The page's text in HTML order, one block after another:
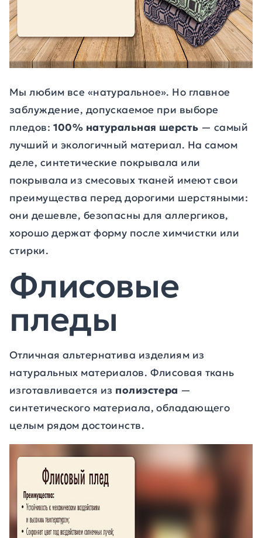
Мы любим все «натуральное». Но главное
заблуждение, допускаемое при выборе
пледов: 100% натуральная шерсть — самый
лучший и экологичный материал. На самом
деле, синтетические покрывала или
покрывала из смесовых тканей имеют свои
преимущества перед дорогими шерстяными:
они дешевле, безопасны для аллергиков,
хорошо держат форму после химчистки или
стирки.
Флисовые
пледы
Отличная альтернатива изделиям из
натуральных материалов. Флисовая ткань
изготавливается из полиэстера —
синтетического материала, обладающего
целым рядом достоинств.